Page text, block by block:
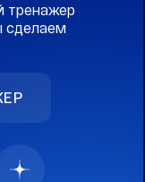
тренажер
сделаем